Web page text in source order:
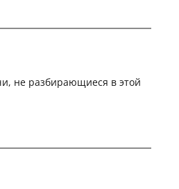
не разбирающиеся в этой